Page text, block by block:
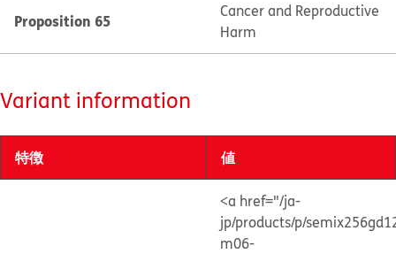
Proposition 65
Cancer and Reproductive
Harm
Variant information
特徴 値
<a href="/ja-
jp/products/p/
m06-